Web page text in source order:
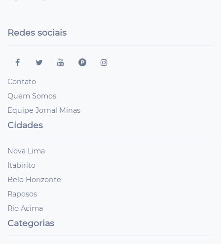
Redes sociais
Contato
Quem Somos
Equipe Jornal Minas
Cidades
Nova Lima
Itabirito
Belo Horizonte
Raposos
Rio Acima
Categorias